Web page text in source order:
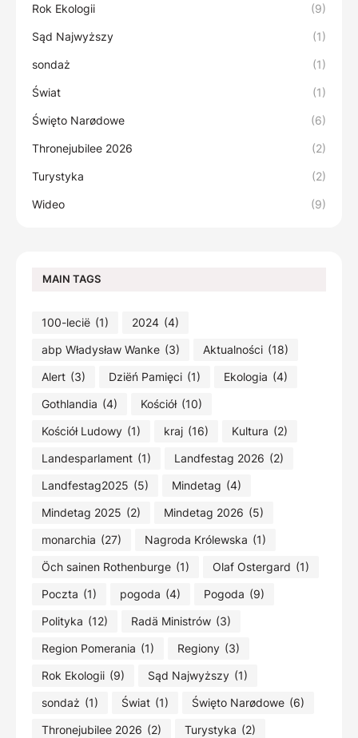
Rok Ekologii (9)
Sąd Najwyższy (1)
sondaż (1)
Świat (1)
Święto Narødowe (6)
Thronejubilee 2026 (2)
Turystyka (2)
Wideo (9)
MAIN TAGS
100-lecië (1) 2024 (4)
abp Władysław Wanke (3) Aktualności (18)
Alert (3) Dziëń Pamięci (1) Ekologia (4)
Gothlandia (4) Kościół (10)
Kościół Ludowy (1) kraj (16) Kultura (2)
Landesparlament (1) Landfestag 2026 (2)
Landfestag2025 (5) Mindetag (4)
Mindetag 2025 (2) Mindetag 2026 (5)
monarchia (27) Nagroda Królewska (1)
Öch sainen Rothenburge (1) Olaf Ostergard (1)
Poczta (1) pogoda (4) Pogoda (9)
Polityka (12) Radä Ministrów (3)
Region Pomerania (1) Regiony (3)
Rok Ekologii (9) Sąd Najwyższy (1)
sondaż (1) Świat (1) Święto Narødowe (6)
Thronejubilee 2026 (2) Turystyka (2)